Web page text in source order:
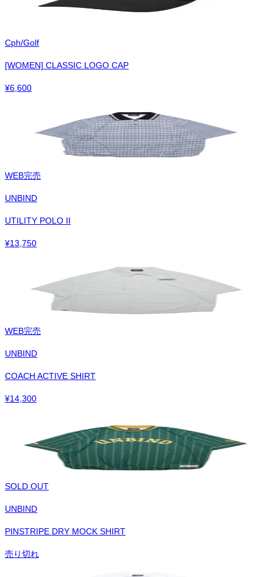
Cph/Golf
[WOMEN] CLASSIC LOGO CAP
¥6,600
WEB完売
UNBIND
UTILITY POLO II
¥13,750
WEB完売
UNBIND
COACH ACTIVE SHIRT
¥14,300
SOLD OUT
UNBIND
PINSTRIPE DRY MOCK SHIRT
売り切れ